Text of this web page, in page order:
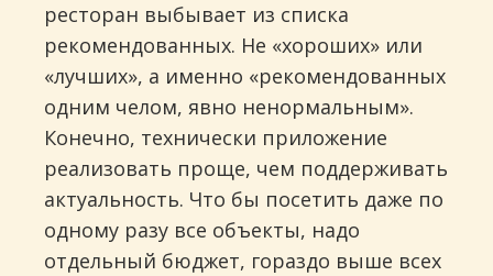
ресторан выбывает из списка
рекомендованных. Не «хороших» или
«лучших», а именно «рекомендованных
одним челом, явно ненормальным».
Конечно, технически приложение
реализовать проще, чем поддерживать
актуальность. Что бы посетить даже по
одному разу все объекты, надо
отдельный бюджет, гораздо выше всех